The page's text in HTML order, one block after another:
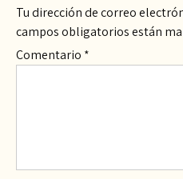
Tu dirección de correo
campos obligatorios están
Comentario *